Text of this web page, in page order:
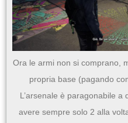
Ora le armi non si comprano,
propria base (pagando
L’arsenale è paragonabile
avere sempre solo 2 alla